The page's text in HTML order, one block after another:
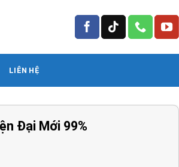
LIÊN HỆ
Đại Mới 99%